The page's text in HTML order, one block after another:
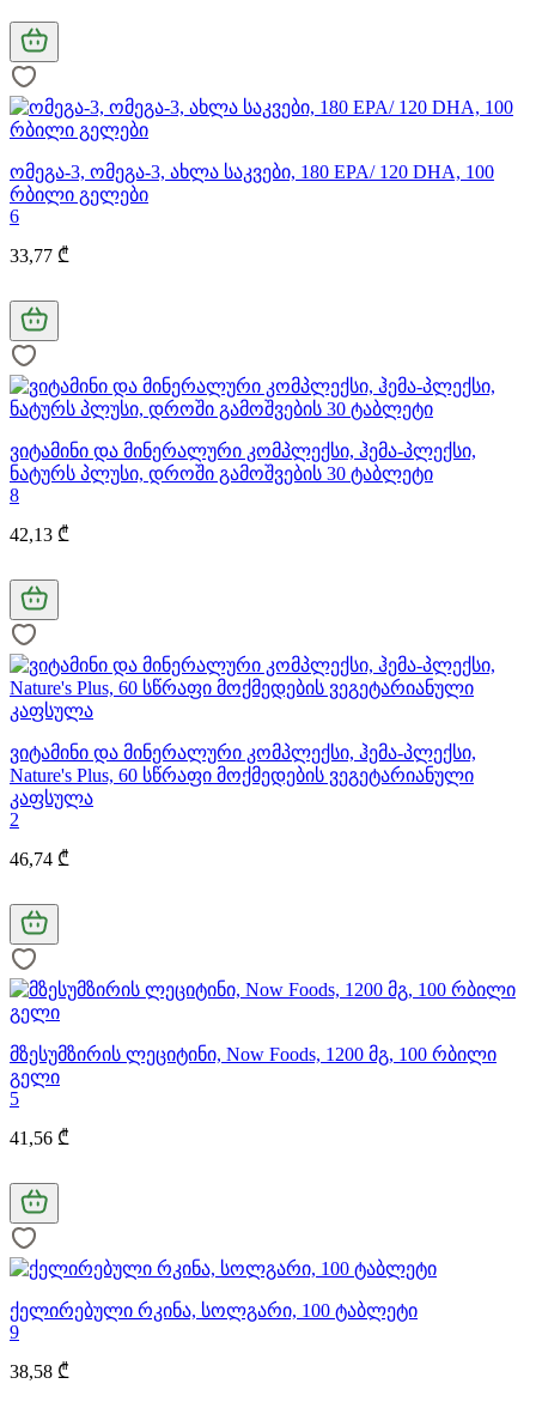
ომეგა-3, ომეგა-3, ახლა საკვები, 180 EPA/ 120 DHA, 100
რბილი გელები
6
33,77 ₾
ვიტამინი და მინერალური კომპლექსი, ჰემა-პლექსი,
ნატურს პლუსი, დროში გამოშვების 30 ტაბლეტი
8
42,13 ₾
ვიტამინი და მინერალური კომპლექსი, ჰემა-პლექსი,
Nature's Plus, 60 სწრაფი მოქმედების ვეგეტარიანული
კაფსულა
2
46,74 ₾
მზესუმზირის ლეციტინი, Now Foods, 1200 მგ, 100 რბილი
გელი
5
41,56 ₾
ქელირებული რკინა, სოლგარი, 100 ტაბლეტი
9
38,58 ₾